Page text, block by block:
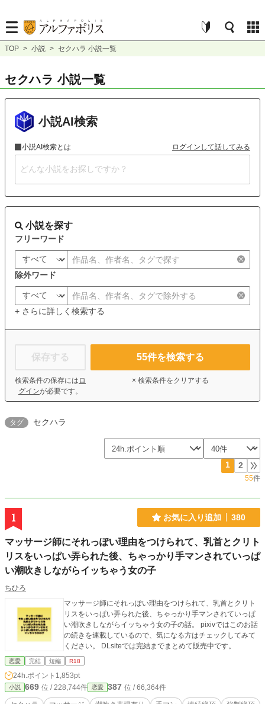
TOP > 小説 > セクハラ 小説一覧
セクハラ 小説一覧
小説AI検索
小説AI検索とは ログインして話してみる
小説を探す
フリーワード
除外ワード
+ さらに詳しく検索する
保存する
検索条件の保存には ロ
グインが必要です。
55件を検索する
× 検索条件をクリアする
タグ セクハラ
1 2
55件
1 お気に入り追加 380
マッサージ師にそれっぽい理由をつけられて、乳首とクリト
リスをいっぱい弄られた後、ちゃっかり手マンされていっぱ
い潮吹きしながらイッちゃう女の子
ちひろ
マッサージ師にそれっぽい理由をつけられて、乳首とクリト
リスをいっぱい弄られた後、ちゃっかり手マンされていっぱ
い潮吹きしながらイッちゃう女の子の話。 pixivではこのお話
の続きを連載しているので、気になる方はチェックしてみて
ください。 DLsiteでは完結までまとめて販売中です。
恋愛 完結 短編 R18
24h.ポイント 1,853pt
小説 669 位 / 228,744件 恋愛 387 位 / 66,364件